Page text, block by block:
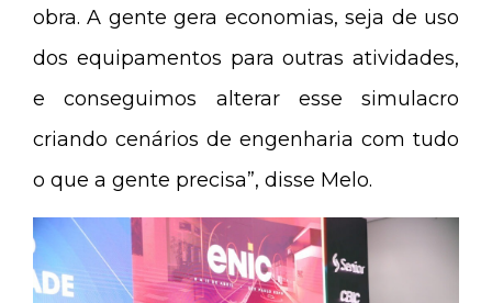
obra. A gente gera economias, seja de uso
dos equipamentos para outras atividades,
e conseguimos alterar esse simulacro
criando cenários de engenharia com tudo
o que a gente precisa”, disse Melo.